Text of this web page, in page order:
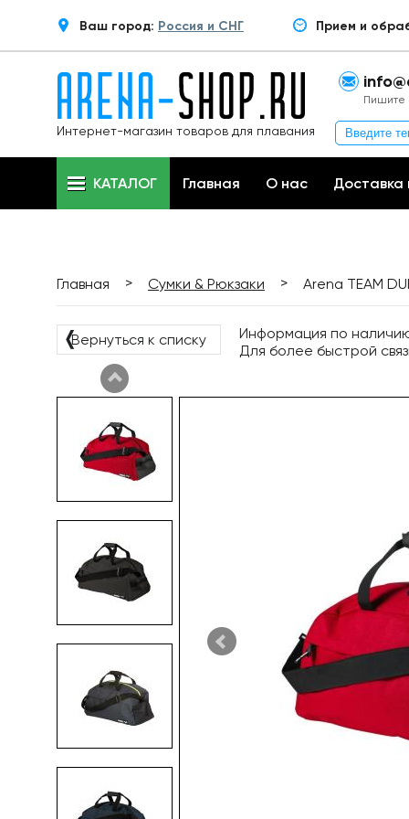
Ваш город: Россия и СНГ Прием и
Интернет-магазин товаров для плавания
Пишите
КАТАЛОГ Главная О нас Доставка
Главная > Сумки & Рюкзаки > Arena TEAM
❬Вернуться к списку
Информация по
Для более быстрой